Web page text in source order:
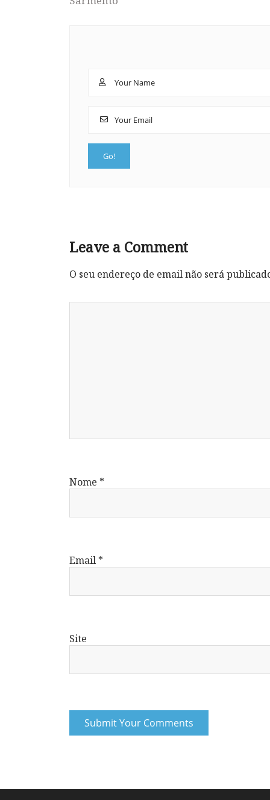
Leave a Comment
O seu endereço de email não será
Nome *
Email *
Site